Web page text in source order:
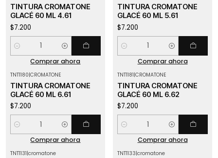
TINTURA CROMATONE
GLACÉ 60 ML 4.61
$7.200
Cantidad
Comprar ahora
TINTURA CROMATONE
GLACÉ 60 ML 5.61
$7.200
Cantidad
Comprar ahora
TNT1180|CROMATONE
TINTURA CROMATONE
GLACÉ 60 ML 6.61
$7.200
Cantidad
Comprar ahora
TNT1181|CROMATONE
TINTURA CROMATONE
GLACÉ 60 ML 6.62
$7.200
Cantidad
Comprar ahora
TNT1131|cromatone TNT1133|cromatone